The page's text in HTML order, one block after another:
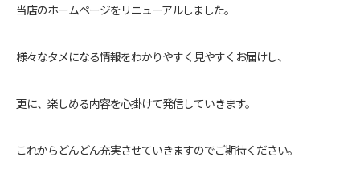
当店のホームページをリニューアルしました。
様々なタメになる情報をわかりやすく見やすくお届けし、
更に、楽しめる内容を心掛けて発信していきます。
これからどんどん充実させていきますのでご期待ください。